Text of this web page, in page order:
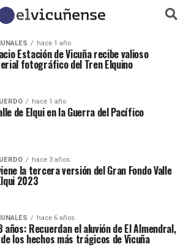
hace 1 año
Estación de Vicuña recibe valioso
fotográfico del Tren Elquino
hace 1 año
de Elqui en la Guerra del Pacífico
hace 3 años
la tercera versión del Gran Fondo Valle
2023
hace 6 años
años: Recuerdan el aluvión de El Almendral,
los hechos más trágicos de Vicuña